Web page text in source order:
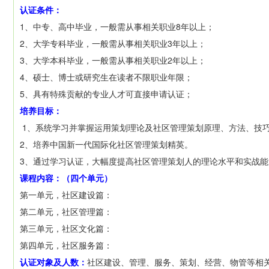
认证条件：
1、中专、高中毕业，一般需从事相关职业8年以上；
2、大学专科毕业，一般需从事相关职业3年以上；
3、大学本科毕业，一般需从事相关职业2年以上；
4、硕士、博士或研究生在读者不限职业年限；
5、具有特殊贡献的专业人才可直接申请认证；
培养目标：
1、系统学习并掌握运用策划理论及社区管理策划原理、方法、技巧
2、培养中国新一代国际化社区管理策划精英。
3、通过学习认证，大幅度提高社区管理策划人的理论水平和实战能
课程内容：（四个单元）
第一单元，社区建设篇：
第二单元，社区管理篇：
第三单元，社区文化篇：
第四单元，社区服务篇：
认证对象及人数： 社区建设、管理、服务、策划、经营、物管等相